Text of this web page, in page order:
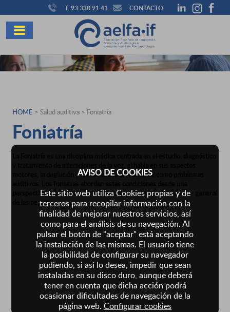
AVISO DE COOKIES
Este sitio web utiliza Cookies propias y de
terceros para recopilar información con la
finalidad de mejorar nuestros servicios, así
como para el análisis de su navegación. Al
pulsar el botón de “aceptar” está aceptando
la instalación de las mismas. El usuario tiene
la posibilidad de configurar su navegador
pudiendo, si así lo desea, impedir que sean
instaladas en su disco duro, aunque deberá
tener en cuenta que dicha acción podrá
ocasionar dificultades de navegación de la
página web. Configurar cookies
T. 93 330 91 41 CONTACTO
HOME > Salud auditiva > Foniatría
Foniatría
motores, la deglución y la motricidad orofacial, así como problemas
perspectiva médica para mejorar la comunicación y el bienestar general
de las personas.